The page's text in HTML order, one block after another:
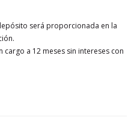
será proporcionada en la
a 12 meses sin intereses con